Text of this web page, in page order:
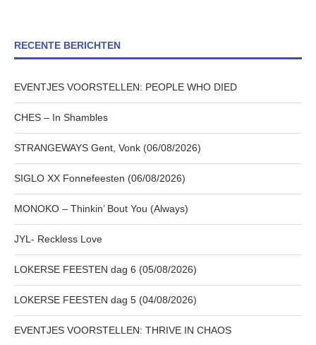
RECENTE BERICHTEN
EVENTJES VOORSTELLEN: PEOPLE WHO DIED
CHES – In Shambles
STRANGEWAYS Gent, Vonk (06/08/2026)
SIGLO XX Fonnefeesten (06/08/2026)
MONOKO – Thinkin’ Bout You (Always)
JYL- Reckless Love
LOKERSE FEESTEN dag 6 (05/08/2026)
LOKERSE FEESTEN dag 5 (04/08/2026)
EVENTJES VOORSTELLEN: THRIVE IN CHAOS